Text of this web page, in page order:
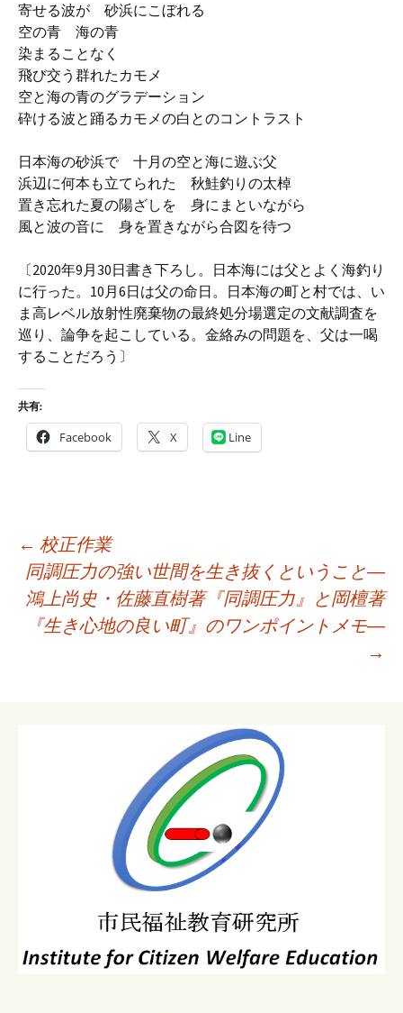
寄せる波が 砂浜にこぼれる
空の青 海の青
染まることなく
飛び交う群れたカモメ
空と海の青のグラデーション
砕ける波と踊るカモメの白とのコントラスト
日本海の砂浜で 十月の空と海に遊ぶ父
浜辺に何本も立てられた 秋鮭釣りの太棹
置き忘れた夏の陽ざしを 身にまといながら
風と波の音に 身を置きながら合図を待つ
〔2020年9月30日書き下ろし。日本海には父とよく海釣り
に行った。10月6日は父の命日。日本海の町と村では、い
ま高レベル放射性廃棄物の最終処分場選定の文献調査を
巡り、論争を起こしている。金絡みの問題を、父は一喝
することだろう〕
共有:
Facebook X Line
← 校正作業
同調圧力の強い世間を生き抜くということ―
鴻上尚史・佐藤直樹著『同調圧力』と岡檀著
『生き心地の良い町』のワンポイントメモ―
→